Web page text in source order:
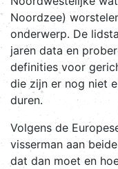
Noordzee)
onderwerp. De
jaren data en
definities voor
die zijn er nog niet
duren.
Volgens de
visserman aan
dat dan moet en